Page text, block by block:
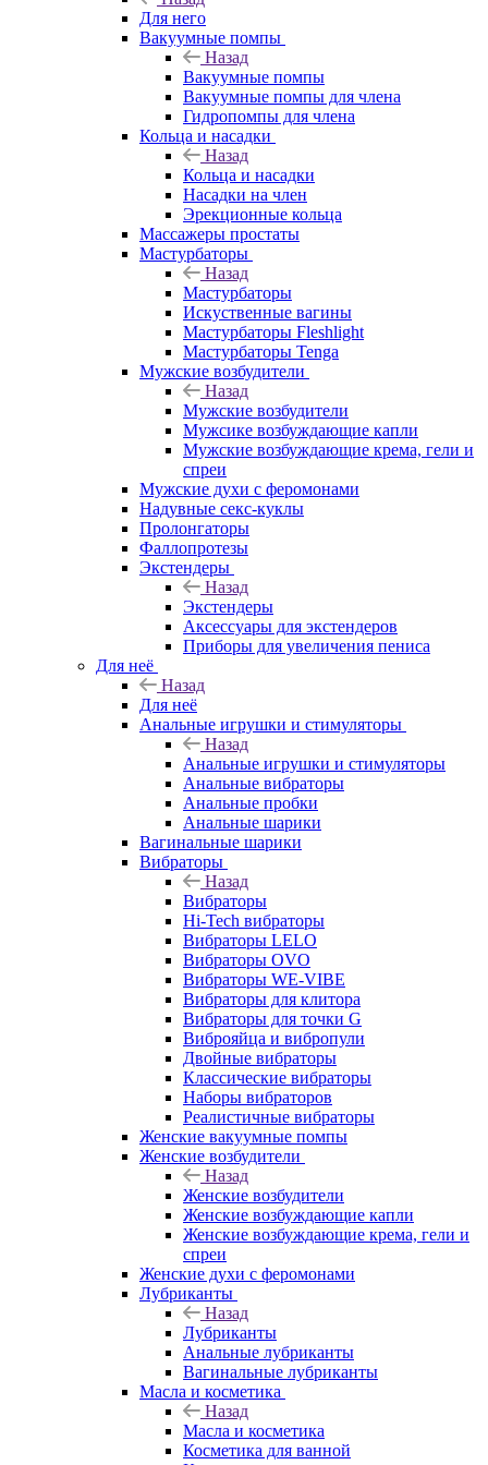
Для него
Вакуумные помпы
Назад
Вакуумные помпы
Вакуумные помпы для члена
Гидропомпы для члена
Кольца и насадки
Назад
Кольца и насадки
Насадки на член
Эрекционные кольца
Массажеры простаты
Мастурбаторы
Назад
Мастурбаторы
Искуственные вагины
Мастурбаторы Fleshlight
Мастурбаторы Tenga
Мужские возбудители
Назад
Мужские возбудители
Мужсике возбуждающие капли
Мужские возбуждающие крема, гели и
спреи
Мужские духи с феромонами
Надувные секс-куклы
Пролонгаторы
Фаллопротезы
Экстендеры
Назад
Экстендеры
Аксессуары для экстендеров
Приборы для увеличения пениса
Для неё
Назад
Для неё
Анальные игрушки и стимуляторы
Назад
Анальные игрушки и стимуляторы
Анальные вибраторы
Анальные пробки
Анальные шарики
Вагинальные шарики
Вибраторы
Назад
Вибраторы
Hi-Tech вибраторы
Вибраторы LELO
Вибраторы OVO
Вибраторы WE-VIBE
Вибраторы для клитора
Вибраторы для точки G
Виброяйца и вибропули
Двойные вибраторы
Классические вибраторы
Наборы вибраторов
Реалистичные вибраторы
Женские вакуумные помпы
Женские возбудители
Назад
Женские возбудители
Женские возбуждающие капли
Женские возбуждающие крема, гели и
спреи
Женские духи с феромонами
Лубриканты
Назад
Лубриканты
Анальные лубриканты
Вагинальные лубриканты
Масла и косметика
Назад
Масла и косметика
Косметика для ванной